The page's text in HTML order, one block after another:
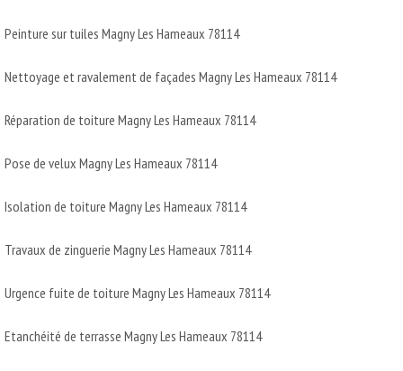
Peinture sur tuiles Magny Les Hameaux 78114
Nettoyage et ravalement de façades Magny Les Hameaux 78114
Réparation de toiture Magny Les Hameaux 78114
Pose de velux Magny Les Hameaux 78114
Isolation de toiture Magny Les Hameaux 78114
Travaux de zinguerie Magny Les Hameaux 78114
Urgence fuite de toiture Magny Les Hameaux 78114
Etanchéité de terrasse Magny Les Hameaux 78114